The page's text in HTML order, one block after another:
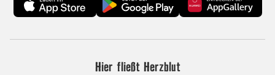
Hier fließt Herzblut